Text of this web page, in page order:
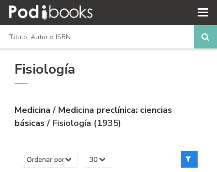
Fisiología
Medicina/ Medicina preclínica: ciencias
básicas/ Fisiología (1935)